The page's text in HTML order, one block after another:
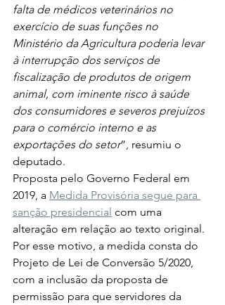
falta de médicos veterinários no
exercício de suas funções no
Ministério da Agricultura poderia levar
à interrupção dos serviços de
fiscalização de produtos de origem
animal, com iminente risco à saúde
dos consumidores e severos prejuízos
para o comércio interno e as
exportações do setor”, resumiu o
deputado.
Proposta pelo Governo Federal em
2019, a Medida Provisória segue para
sanção presidencial com uma
alteração em relação ao texto original.
Por esse motivo, a medida consta do
Projeto de Lei de Conversão 5/2020,
com a inclusão da proposta de
permissão para que servidores da